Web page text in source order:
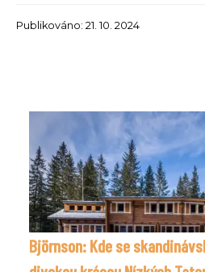
Publikováno: 21. 10. 2024
Björnson: Kde se